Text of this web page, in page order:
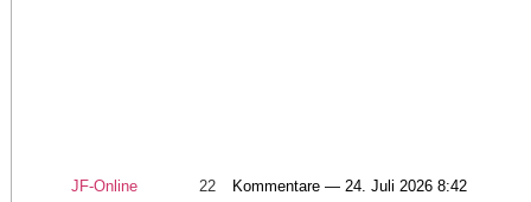
JF-Online 22 Kommentare — 24. Juli 2026 8:42